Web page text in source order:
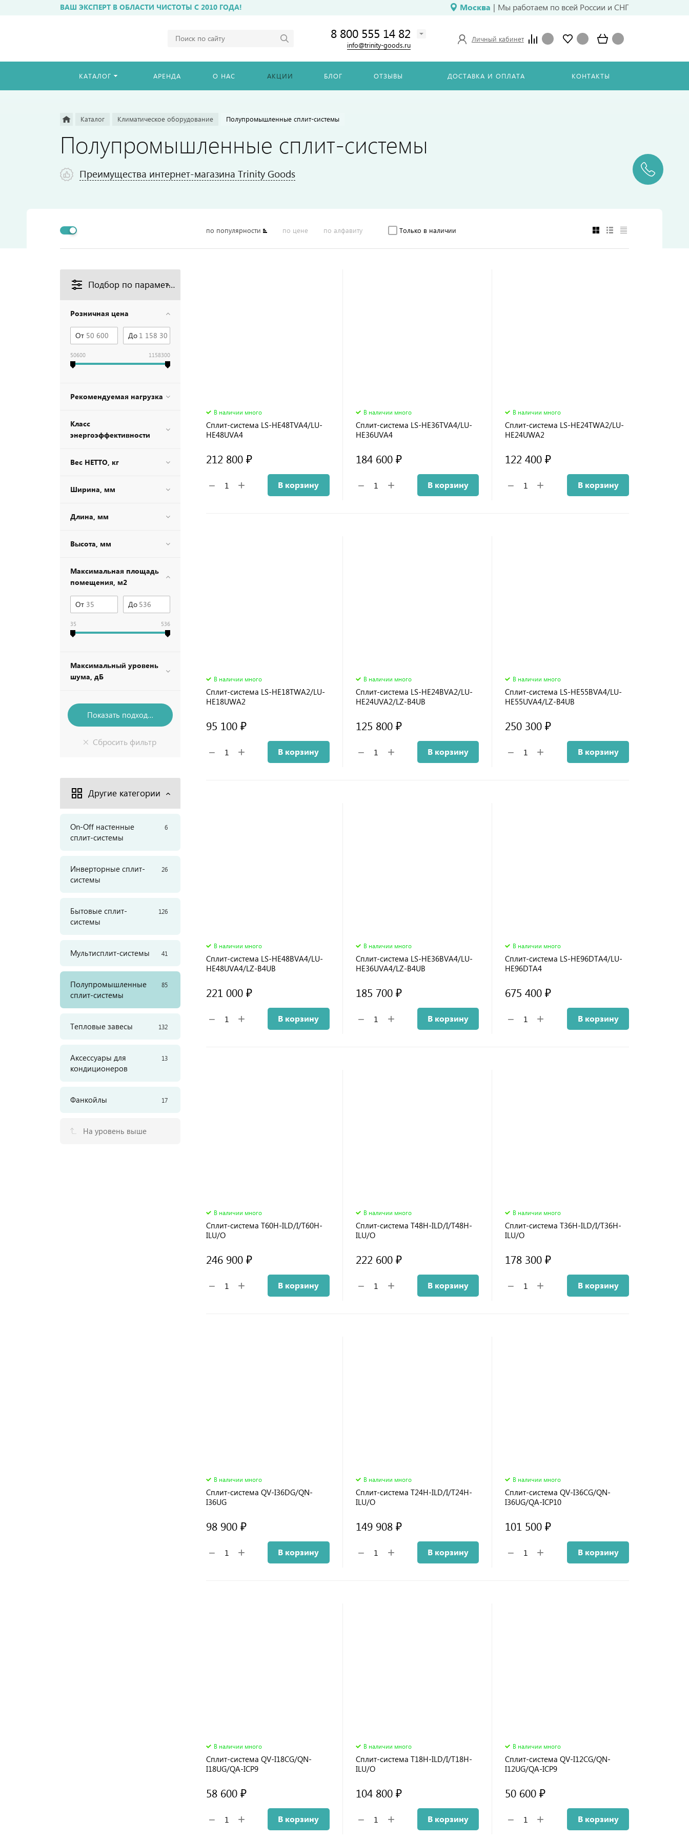
ВАШ ЭКСПЕРТ В ОБЛАСТИ ЧИСТОТЫ С 2010 ГОДА! Москва | Мы работаем по всей России и СНГ
8 800 555 14 82
info@trinity-goods.ru
Личный кабинет
КАТАЛОГ АРЕНДА О НАС АКЦИИ БЛОГ ОТЗЫВЫ ДОСТАВКА И ОПЛАТА КОНТАКТЫ
Каталог Климатическое оборудование Полупромышленные сплит-системы
Полупромышленные сплит-системы
Преимущества интернет-магазина Trinity Goods
по популярности по цене по алфавиту Только в наличии
Подбор по параметрам
Розничная цена
От До
50600 1158300
Рекомендуемая нагрузка
Класс
энергоэффективности
Вес НЕТТО, кг
Ширина, мм
Длина, мм
Высота, мм
Максимальная площадь
помещения, м2
От До
35 536
Максимальный уровень
шума, дБ
Другие категории
On-Off настенные
сплит-системы
6
Инверторные сплит-
системы
26
Бытовые сплит-
системы
126
Мультисплит-системы 41
Полупромышленные
сплит-системы
85
Тепловые завесы 132
Аксессуары для
кондиционеров
13
Фанкойлы 17
На уровень выше
В наличии много
Сплит-система LS-HE48TVA4/LU-
HE48UVA4
212 800 ₽
− + В корзину
В наличии много
Сплит-система LS-HE36TVA4/LU-
HE36UVA4
184 600 ₽
− + В корзину
В наличии много
Сплит-система LS-HE24TWA2/LU-
HE24UWA2
122 400 ₽
− + В корзину
В наличии много
Сплит-система LS-HE18TWA2/LU-
HE18UWA2
95 100 ₽
− + В корзину
В наличии много
Сплит-система LS-HE24BVA2/LU-
HE24UVA2/LZ-B4UB
125 800 ₽
− + В корзину
В наличии много
Сплит-система LS-HE55BVA4/LU-
HE55UVA4/LZ-B4UB
250 300 ₽
− + В корзину
В наличии много
Сплит-система LS-HE48BVA4/LU-
HE48UVA4/LZ-B4UB
221 000 ₽
− + В корзину
В наличии много
Сплит-система LS-HE36BVA4/LU-
HE36UVA4/LZ-B4UB
185 700 ₽
− + В корзину
В наличии много
Сплит-система LS-HE96DTA4/LU-
HE96DTA4
675 400 ₽
− + В корзину
В наличии много
Сплит-система T60H-ILD/I/T60H-
ILU/O
246 900 ₽
− + В корзину
В наличии много
Сплит-система T48H-ILD/I/T48H-
ILU/O
222 600 ₽
− + В корзину
В наличии много
Сплит-система T36H-ILD/I/T36H-
ILU/O
178 300 ₽
− + В корзину
В наличии много
Сплит-система QV-I36DG/QN-
I36UG
98 900 ₽
− + В корзину
В наличии много
Сплит-система T24H-ILD/I/T24H-
ILU/O
149 908 ₽
− + В корзину
В наличии много
Сплит-система QV-I36CG/QN-
I36UG/QA-ICP10
101 500 ₽
− + В корзину
В наличии много
Сплит-система QV-I18CG/QN-
I18UG/QA-ICP9
58 600 ₽
− + В корзину
В наличии много
Сплит-система T18H-ILD/I/T18H-
ILU/O
104 800 ₽
− + В корзину
В наличии много
Сплит-система QV-I12CG/QN-
I12UG/QA-ICP9
50 600 ₽
− + В корзину